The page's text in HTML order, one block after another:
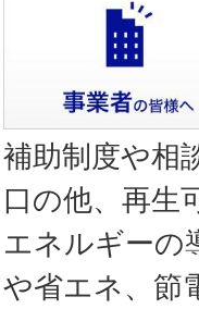
補助制度や相
口の他、再生
エネルギーの
や省エネ、節